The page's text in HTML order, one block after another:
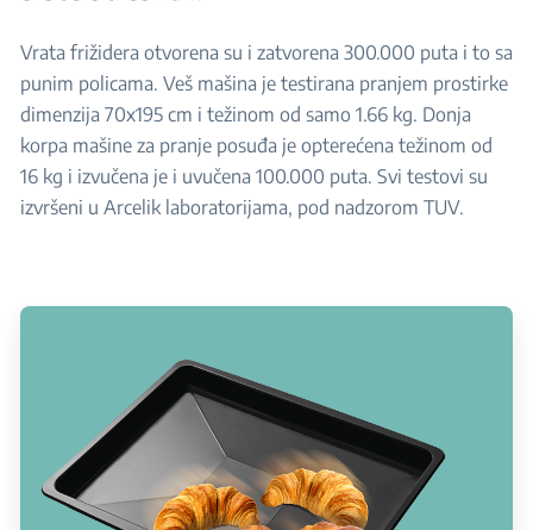
Vrata frižidera otvorena su i zatvorena 300.000 puta i to sa
punim policama. Veš mašina je testirana pranjem prostirke
dimenzija 70x195 cm i težinom od samo 1.66 kg. Donja
korpa mašine za pranje posuđa je opterećena težinom od
16 kg i izvučena je i uvučena 100.000 puta. Svi testovi su
izvršeni u Arcelik laboratorijama, pod nadzorom TUV.